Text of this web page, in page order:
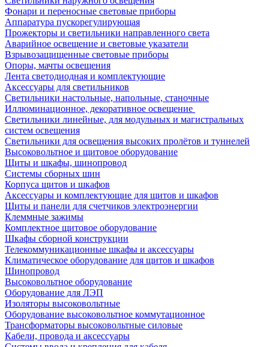
Фонари и переносные световые приборы
Аппаратура пускорегулирующая
Прожекторы и светильники направленного света
Аварийное освещение и световые указатели
Взрывозащищенные световые приборы
Опоры, мачты освещения
Лента светодиодная и комплектующие
Аксессуары для светильников
Светильники настольные, напольные, станочные
Иллюминационное, декоративное освещение
Светильники линейные, для модульных и магистральных
систем освещения
Светильники для освещения высоких пролётов и туннелей
Высоковольтное и щитовое оборудование
Щиты и шкафы, шинопровод
Системы сборных шин
Корпуса щитов и шкафов
Аксессуары и комплектующие для щитов и шкафов
Щиты и панели для счетчиков электроэнергии
Клеммные зажимы
Комплектное щитовое оборудование
Шкафы сборной конструкции
Телекоммуникационные шкафы и аксессуары
Климатическое оборудование для щитов и шкафов
Шинопровод
Высоковольтное оборудование
Оборудование для ЛЭП
Изоляторы высоковольтные
Оборудование высоковольтное коммутационное
Трансформаторы высоковольтные силовые
Кабели, провода и аксессуары